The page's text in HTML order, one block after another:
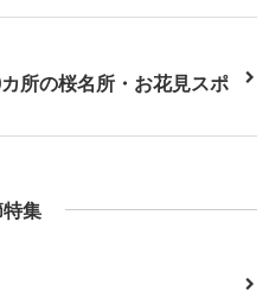
所の桜名所・お花見スポ
集